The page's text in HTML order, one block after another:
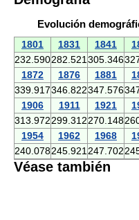
Evolución
1801 1831 1841
232.590282.521 305.346
1872
1876 1881
339.917346.822347.576
1906
1911 1921
313.972299.312270.148
1954
1962 1968
240.078245.921 247.702
Véase también